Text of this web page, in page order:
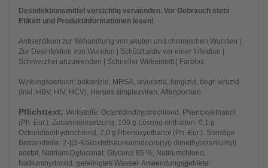
Desinfektionsmittel vorsichtig verwenden. Vor Gebrauch stets
Etikett und Produktinformationen lesen!
Antiseptikum zur Behandlung von akuten und chronischen Wunden |
Zur Desinfektion von Wunden | Schützt aktiv vor einer Infektion |
Schmerzfrei anzuwenden | Schneller Wirkeintritt | Farblos
Wirkungsbereich: bakterizid, MRSA, levurozid, fungizid, begr. viruzid
(inkl. HBV, HIV, HCV), Herpes simplexviren, Affenpocken
Pflichttext: Wirkstoffe: Octenidindihydrochlorid, Phenoxyethanol
(Ph. Eur.). Zusammensetzung: 100 g Lösung enthalten: 0,1 g
Octenidindihydrochlorid, 2,0 g Phenoxyethanol (Ph. Eur.). Sonstige
Bestandteile: 2-[(3-Kokosfettsäureamidopropyl) dimethylazaniumyl]
acetat, Natrium-Dgluconat, Glycerol 85 %, Natriumchlorid,
Natriumhydroxid, gereinigtes Wasser. Anwendungsgebiete: